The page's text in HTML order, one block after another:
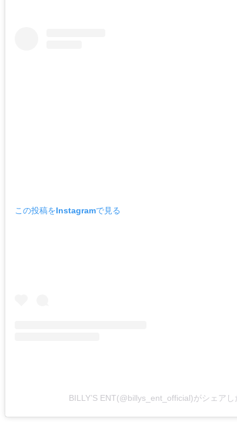
この投稿をInstagramで見る
BILLY’S ENT(@billys_ent_official)がシェアし